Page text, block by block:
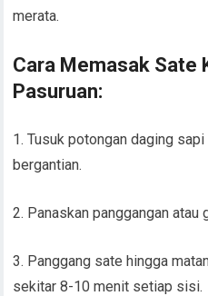
merata.
Cara Memasak Sate
Pasuruan:
1. Tusuk potongan daging
bergantian.
2. Panaskan panggangan atau
3. Panggang sate hingga
sekitar 8-10 menit setiap sisi.